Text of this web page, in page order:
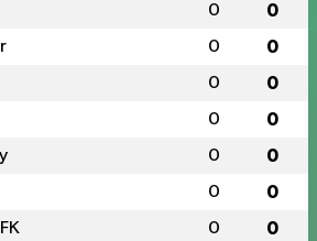
0 0
0 0
0 0
0 0
0 0
0 0
0 0